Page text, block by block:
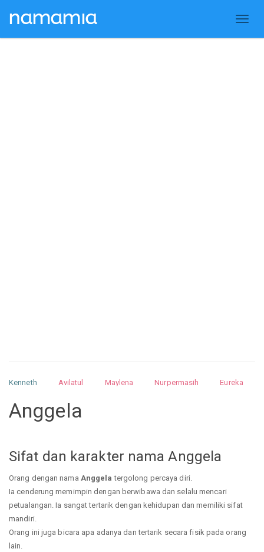
Kenneth Avilatul Maylena Nurpermasih
Eureka
Nurhilman
Pathin
Anggela
Sifat dan karakter nama Anggela
Orang dengan nama Anggela tergolong percaya diri.
Ia cenderung memimpin dengan berwibawa dan selalu mencari
petualangan. Ia sangat tertarik dengan kehidupan dan memiliki sifat
mandiri.
Orang ini juga bicara apa adanya dan tertarik secara fisik pada orang
lain.